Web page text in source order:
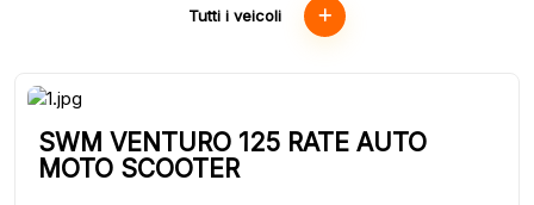
Tutti i veicoli
SWM VENTURO 125 RATE AUTO
MOTO SCOOTER